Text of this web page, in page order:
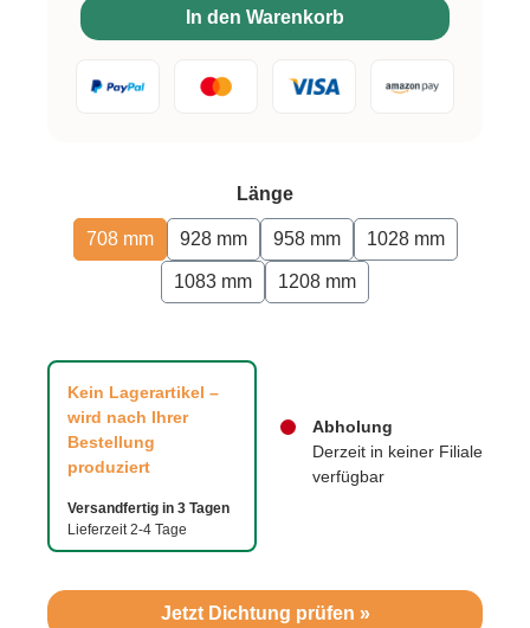
Jetzt Dichtung prüfen »
Kein Lagerartikel –
wird nach Ihrer
Bestellung
produziert
Versandfertig in 3 Tagen
Lieferzeit 2-4 Tage
Abholung
Derzeit in keiner Filiale
verfügbar
Längeauswählen
708 mm 928 mm 958 mm 1028 mm
1083 mm 1208 mm
In den Warenkorb